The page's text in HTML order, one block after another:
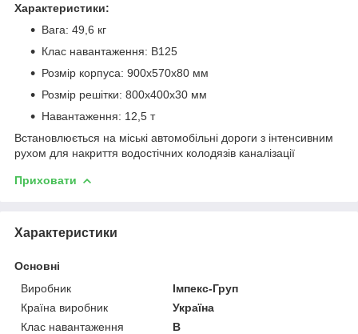
Характеристики:
Вага: 49,6 кг
Клас навантаження: В125
Розмір корпуса: 900х570х80 мм
Розмір решітки: 800х400х30 мм
Навантаження: 12,5 т
Встановлюється на міські автомобільні дороги з інтенсивним
рухом для накриття водостічних колодязів каналізації
Приховати
Характеристики
Основні
Виробник
Імпекс-Груп
Країна виробник
Україна
Клас навантаження
В